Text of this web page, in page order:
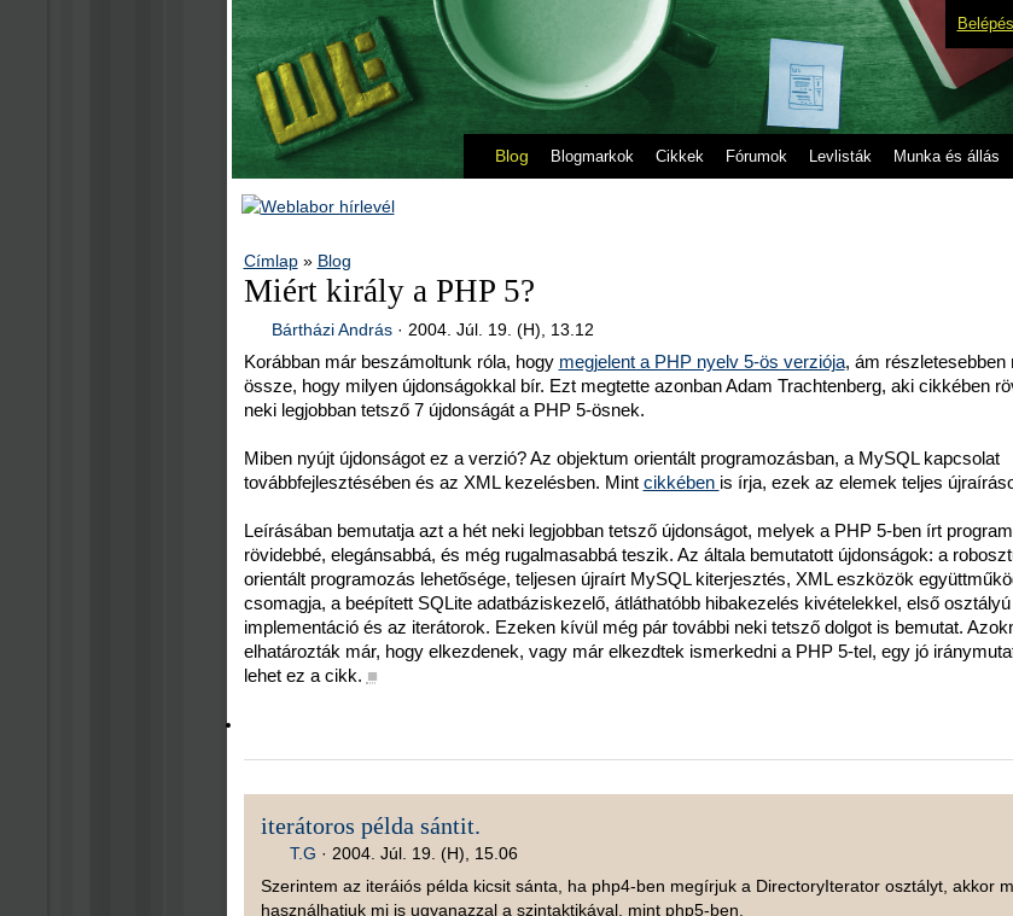
Belépés
Blog Blogmarkok Cikkek Fórumok Levlisták Munka és állás
Címlap» Blog
Miért király a PHP 5?
Bártházi András · 2004. Júl. 19. (H), 13.12
Korábban már beszámoltunk róla, hogy megjelent a PHP nyelv 5-ös verziója, ám részletesebben
össze, hogy milyen újdonságokkal bír. Ezt megtette azonban Adam Trachtenberg, aki cikkében
neki legjobban tetsző 7 újdonságát a PHP 5-ösnek.
Miben nyújt újdonságot ez a verzió? Az objektum orientált programozásban, a MySQL kapcsolat
továbbfejlesztésében és az XML kezelésben. Mint cikkében is írja, ezek az elemek teljes
Leírásában bemutatja azt a hét neki legjobban tetsző újdonságot, melyek a PHP 5-ben írt
rövidebbé, elegánsabbá, és még rugalmasabbá teszik. Az általa bemutatott újdonságok: a
orientált programozás lehetősége, teljesen újraírt MySQL kiterjesztés, XML eszközök
csomagja, a beépített SQLite adatbáziskezelő, átláthatóbb hibakezelés kivételekkel, első
implementáció és az iterátorok. Ezeken kívül még pár további neki tetsző dolgot is bemutat.
elhatározták már, hogy elkezdenek, vagy már elkezdtek ismerkedni a PHP 5-tel, egy jó
lehet ez a cikk. ■
iterátoros példa sántit.
T.G · 2004. Júl. 19. (H), 15.06
Szerintem az iteráiós példa kicsit sánta, ha php4-ben megírjuk a DirectoryIterator osztályt, akkor
használhatjuk mi is ugyanazzal a szintaktikával, mint php5-ben.